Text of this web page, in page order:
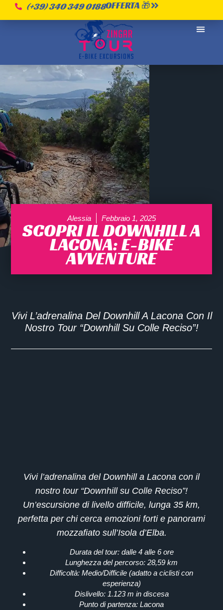
(+39) 340 349 0188OFFERTA 🎁
Alessia Febbraio 1, 2025
SCOPRI IL DOWNHILL A
LACONA: E-BIKE
AVVENTURE
Vivi L’adrenalina Del Downhill A Lacona Con Il
Nostro Tour “Downhill Su Colle Reciso”!
Vivi l’adrenalina del Downhill a Lacona con il
nostro tour “Downhill su Colle Reciso”!
Un’escursione di livello difficile, lunga 35 km,
perfetta per chi cerca emozioni forti e panorami
mozzafiato sull’Isola d’Elba.
Durata del tour: dalle 4 alle 6 ore
Lunghezza del percorso: 28,59 km
Difficoltà: Medio/Difficile (adatto a ciclisti con
esperienza)
Dislivello: 1.123 m in discesa
Punto di partenza: Lacona